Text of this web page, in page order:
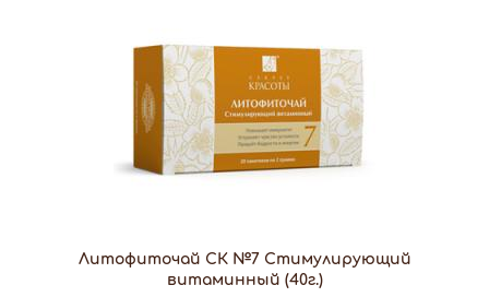
Литофиточай СК №7 Стимулирующий
витаминный (40г.)